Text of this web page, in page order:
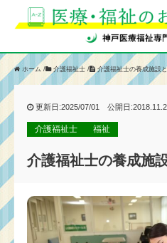
ホーム / 介護福祉士 / 介護福祉士の養成施設
更新日:2025/07/01 公開日
介護福祉士 福祉
介護福祉士の養成施